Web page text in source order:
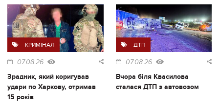
КРИМІНАЛ
07.08.26
Зрадник, який коригував
удари по Харкову, отримав
15 років
ДТП
07.08.26
Вчора біля Квасилова
сталася ДТП з автовозом